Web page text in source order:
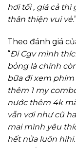
hơi tối , giá cả thì
thân thiện vui vẻ
Theo đánh giá
“Đi Cgv mình
bỏng là chính
bữa đi xem
thêm 1 my
nước thêm 4k
vẫn vơi như cũ
mai mình yêu
hết nửa luôn